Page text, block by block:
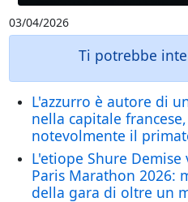
03/04/2026
Ti potrebbe
L'azzurro è autore di
nella capitale
notevolmente il
L'etiope Shure
Paris Marathon 2026:
della gara di oltre un